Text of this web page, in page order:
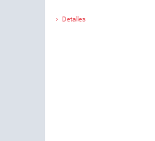
Detalles